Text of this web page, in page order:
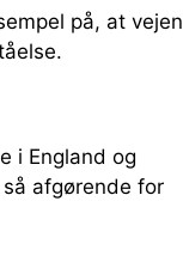
på, at vejen
i England og
afgørende for